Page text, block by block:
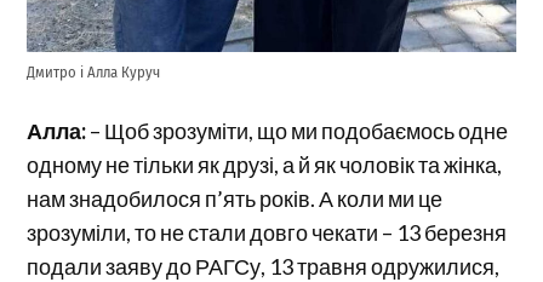
Дмитро і Алла Куруч
Алла:– Щоб зрозуміти, що ми подобаємось одне
одному не тільки як друзі, а й як чоловік та жінка,
нам знадобилося п’ять років. А коли ми це
зрозуміли, то не стали довго чекати – 13 березня
подали заяву до РАГСу, 13 травня одружилися,